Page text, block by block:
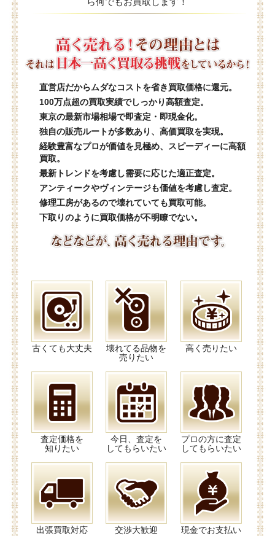
直営店だからムダなコストを省き買取価格に還元。
100万点超の買取実績でしっかり高額査定。
東京の最新市場相場で即査定・即現金化。
独自の販売ルートが多数あり、高価買取を実現。
経験豊富なプロが価値を見極め、スピーディーに高額
買取。
最新トレンドを考慮し需要に応じた適正査定。
アンティークやヴィンテージも価値を考慮し査定。
修理工房があるので壊れていても買取可能。
下取りのように買取価格が不明瞭でない。
古くても大丈夫
壊れてる品物を
売りたい
高く売りたい
査定価格を
知りたい
今日、査定を
してもらいたい
プロの方に査定
してもらいたい
出張買取対応 交渉大歓迎 現金でお支払い